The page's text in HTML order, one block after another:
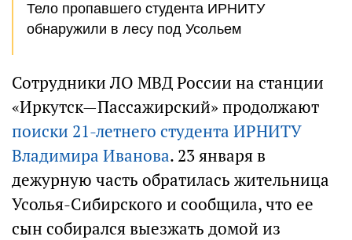
Тело пропавшего студента ИРНИТУ
обнаружили в лесу под Усольем
Сотрудники ЛО МВД России на станции
«Иркутск—Пассажирский» продолжают
поиски 21-летнего студента ИРНИТУ
Владимира Иванова. 23 января в
дежурную часть обратилась жительница
Усолья-Сибирского и сообщила, что ее
сын собирался выезжать домой из